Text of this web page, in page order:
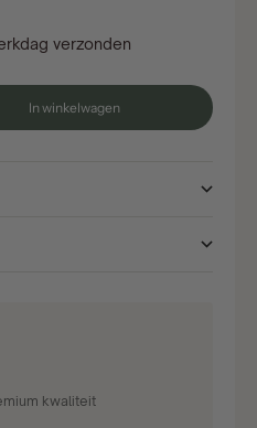
verzonden
In winkelwagen
kwaliteit